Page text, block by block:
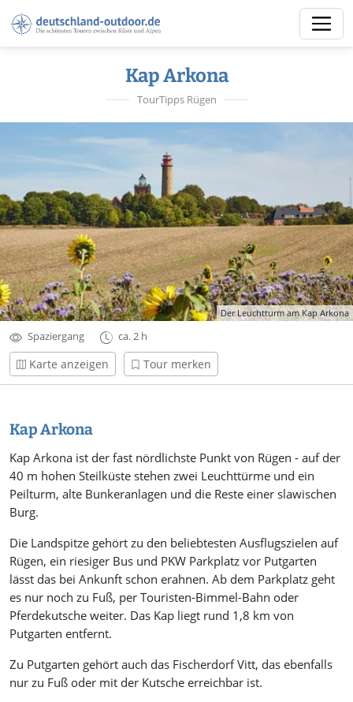
Kap Arkona
TourTipps Rügen
Der Leuchtturm am Kap Arkona
Spaziergang ca. 2 h
Karte anzeigen Tour merken
Kap Arkona
Kap Arkona ist der fast nördlichste Punkt von Rügen - auf der
40 m hohen Steilküste stehen zwei Leuchttürme und ein
Peilturm, alte Bunkeranlagen und die Reste einer slawischen
Burg.
Die Landspitze gehört zu den beliebtesten Ausflugszielen auf
Rügen, ein riesiger Bus und PKW Parkplatz vor Putgarten
lässt das bei Ankunft schon erahnen. Ab dem Parkplatz geht
es nur noch zu Fuß, per Touristen-Bimmel-Bahn oder
Pferdekutsche weiter. Das Kap liegt rund 1,8 km von
Putgarten entfernt.
Zu Putgarten gehört auch das Fischerdorf Vitt, das ebenfalls
nur zu Fuß oder mit der Kutsche erreichbar ist.